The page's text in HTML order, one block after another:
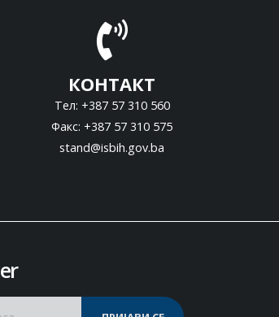
КОНТАКТ
Тел: +387 57 310 560
Факс: +387 57 310 575
stand@isbih.gov.ba